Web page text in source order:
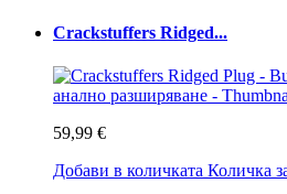
Crackstuffers Ridged...
59,99 €
Добави в количката Количка